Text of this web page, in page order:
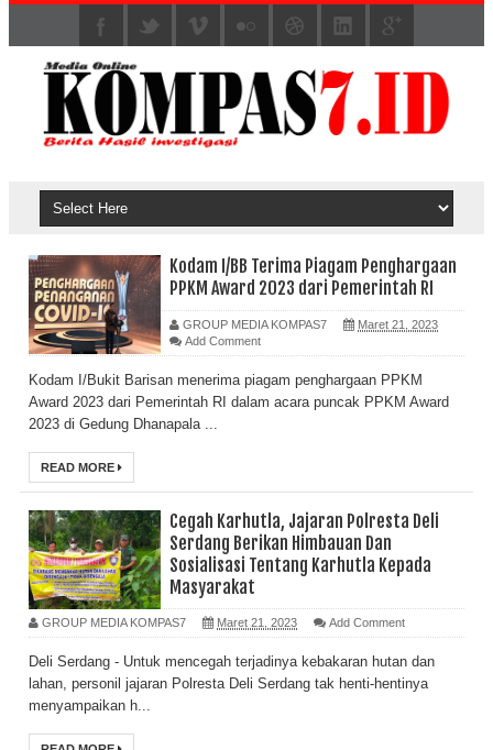
Kodam I/BB Terima Piagam Penghargaan
PPKM Award 2023 dari Pemerintah RI
GROUP MEDIA KOMPAS7
Maret 21, 2023
Add Comment
Kodam I/Bukit Barisan menerima piagam penghargaan PPKM
Award 2023 dari Pemerintah RI dalam acara puncak PPKM Award
2023 di Gedung Dhanapala ...
READ MORE
Cegah Karhutla, Jajaran Polresta Deli
Serdang Berikan Himbauan Dan
Sosialisasi Tentang Karhutla Kepada
Masyarakat
GROUP MEDIA KOMPAS7 Maret 21, 2023 Add Comment
Deli Serdang - Untuk mencegah terjadinya kebakaran hutan dan
lahan, personil jajaran Polresta Deli Serdang tak henti-hentinya
menyampaikan h...